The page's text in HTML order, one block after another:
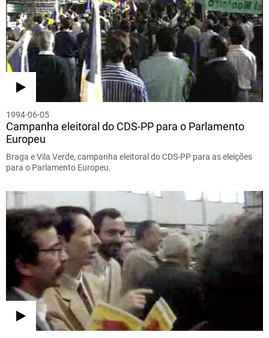
1994-06-05
Campanha eleitoral do CDS-PP para o Parlamento
Europeu
Braga e Vila Verde, campanha eleitoral do CDS-PP para as eleições
para o Parlamento Europeu.